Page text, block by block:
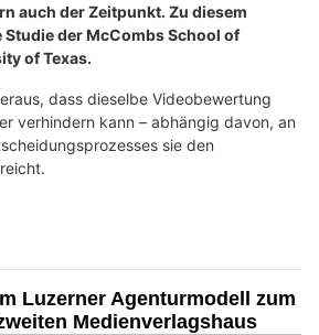
auch der Zeitpunkt. Zu diesem
der McCombs School of
of Texas.
dass dieselbe Videobewertung
verhindern kann – abhängig davon, an
sie den
Luzerner Agenturmodell zum
Medienverlagshaus